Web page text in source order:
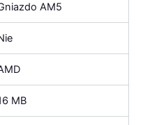
AM5
MB